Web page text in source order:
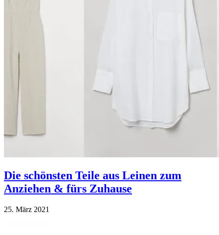
Die schönsten Teile aus Leinen zum
Anziehen & fürs Zuhause
25. März 2021